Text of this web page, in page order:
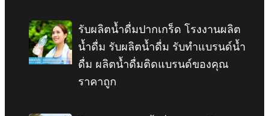
รับผลิตน้ำดื่มปากเกร็ด โรงงานผลิต
น้ำดื่ม รับผลิตน้ำดื่ม รับทำแบรนด์น้ำ
ดื่ม ผลิตน้ำดื่มติดแบรนด์ของคุณ
ราคาถูก